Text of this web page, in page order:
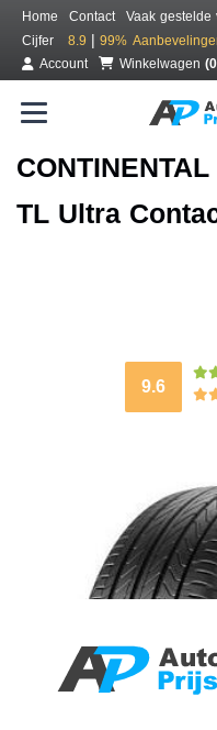
Home Contact
Vaak gestelde
Cijfer
8.9 | 99%
Account
Winkelwagen
TL Ultra
9.6